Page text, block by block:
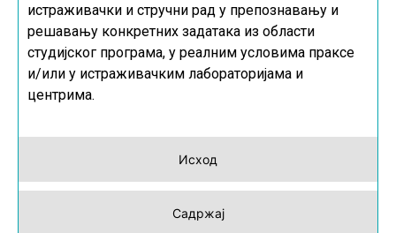
Исход
Садржај
истраживачки и стручни рад у препознавању и
решавању конкретних задатака из области
студијског програма, у реалним условима праксе
и/или у истраживачким лабораторијама и
центрима.